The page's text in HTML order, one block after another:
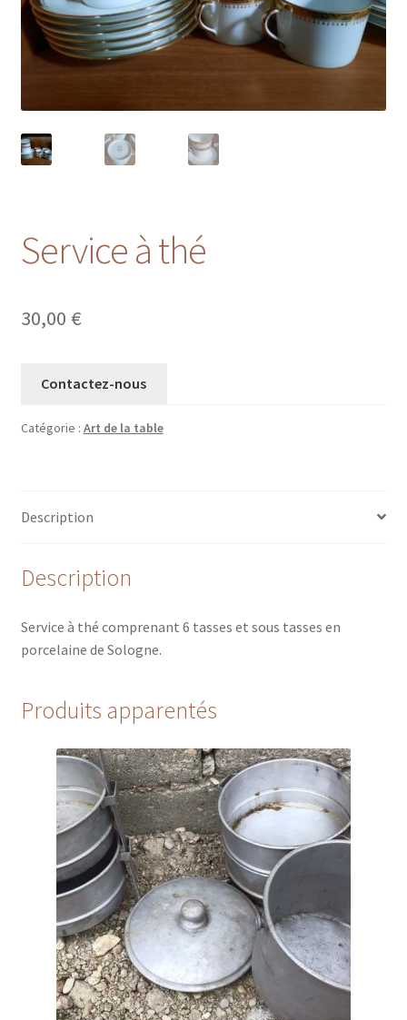
Service à thé
30,00 €
Contactez-nous
Catégorie : Art de la table
Description
Description
Service à thé comprenant 6 tasses et sous tasses en
porcelaine de Sologne.
Produits apparentés